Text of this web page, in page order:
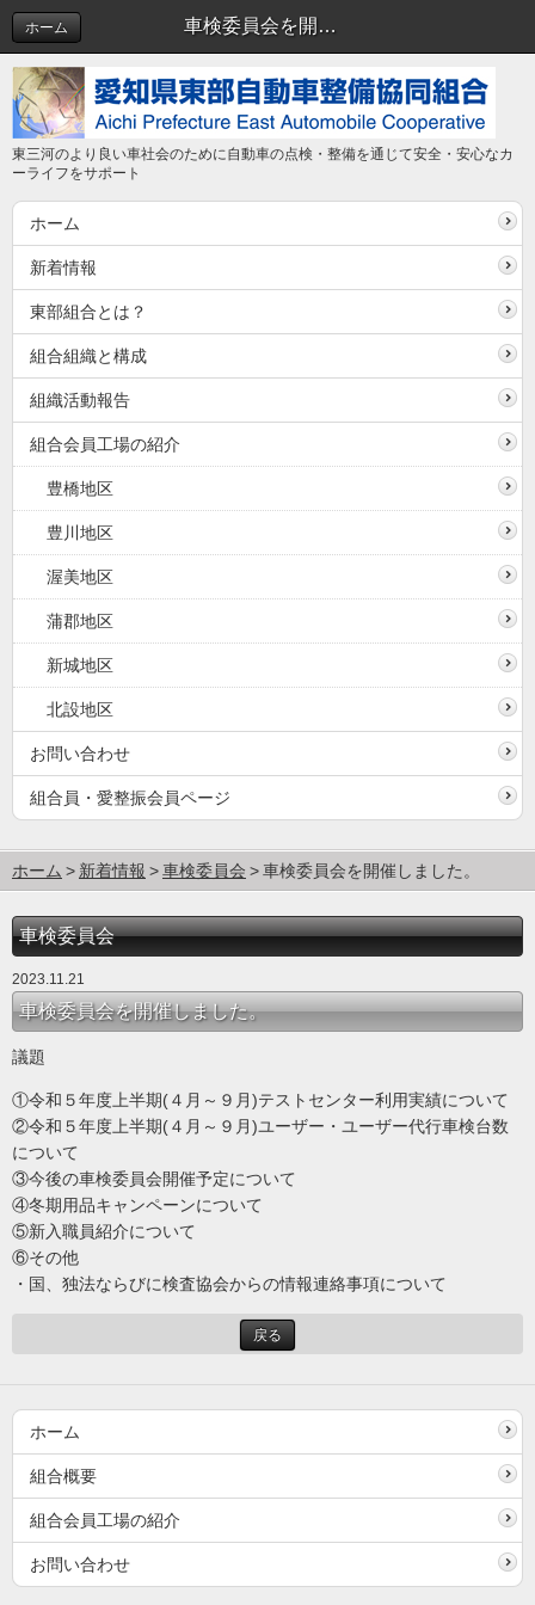
車検委員会を開催しました。 | 車検委員会
ホーム
東三河のより良い車社会のために自動車の点検・整備を通じて安全・安心なカ
ーライフをサポート
ホーム
新着情報
東部組合とは？
組合組織と構成
組織活動報告
組合会員工場の紹介
豊橋地区
豊川地区
渥美地区
蒲郡地区
新城地区
北設地区
お問い合わせ
組合員・愛整振会員ページ
ホーム 新着情報 車検委員会 車検委員会を開催しました。
車検委員会
2023.11.21
車検委員会を開催しました。
議題
①令和５年度上半期(４月～９月)テストセンター利用実績について
②令和５年度上半期(４月～９月)ユーザー・ユーザー代行車検台数
について
③今後の車検委員会開催予定について
④冬期用品キャンペーンについて
⑤新入職員紹介について
⑥その他
・国、独法ならびに検査協会からの情報連絡事項について
戻る
ホーム
組合概要
組合会員工場の紹介
お問い合わせ